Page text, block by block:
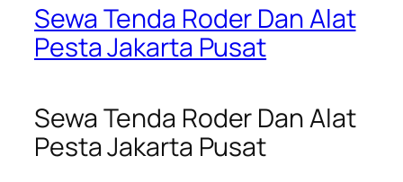
Sewa Tenda Roder Dan Alat
Pesta Jakarta Pusat
Sewa Tenda Roder Dan Alat
Pesta Jakarta Pusat